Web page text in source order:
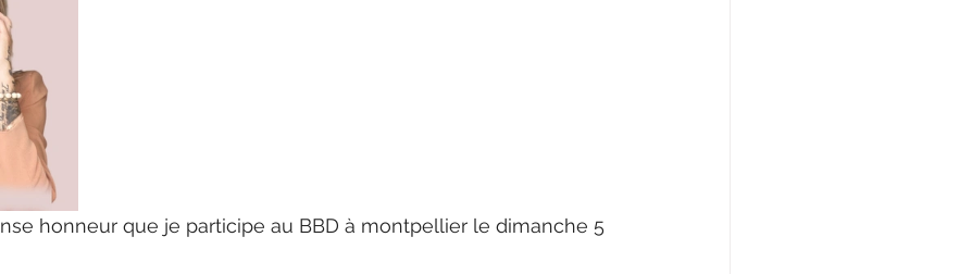
honneur que je participe au BBD à montpellier le dimanche 5